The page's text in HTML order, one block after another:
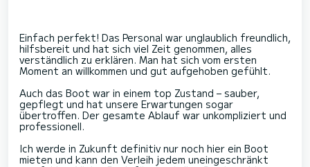
Einfach perfekt! Das Personal war unglaublich freundlich,
hilfsbereit und hat sich viel Zeit genommen, alles
verständlich zu erklären. Man hat sich vom ersten
Moment an willkommen und gut aufgehoben gefühlt.
Auch das Boot war in einem top Zustand – sauber,
gepflegt und hat unsere Erwartungen sogar
übertroffen. Der gesamte Ablauf war unkompliziert und
professionell.
Ich werde in Zukunft definitiv nur noch hier ein Boot
mieten und kann den Verleih jedem uneingeschränkt